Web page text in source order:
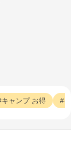
キャンプ お得